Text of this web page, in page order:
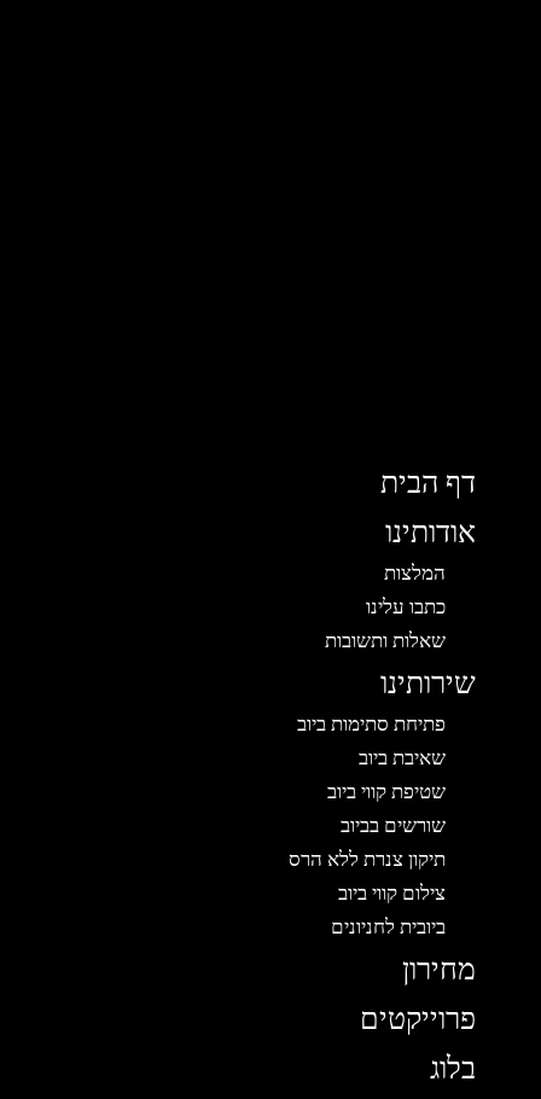
דף הבית
אודותינו
המלצות
כתבו עלינו
שאלות ותשובות
שירותינו
פתיחת סתימות ביוב
שאיבת ביוב
שטיפת קווי ביוב
שורשים בביוב
תיקון צנרת ללא הרס
צילום קווי ביוב
ביובית לחניונים
מחירון
פרוייקטים
בלוג